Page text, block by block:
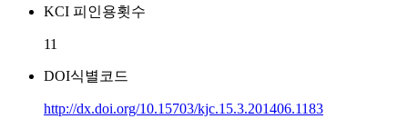
KCI 피인용횟수
11
DOI식별코드
http://dx.doi.org/10.15703/kjc.15.3.201406.1183